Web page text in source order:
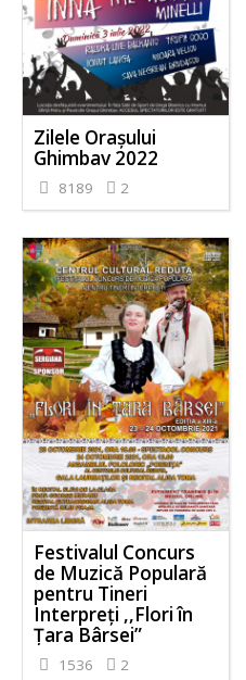
Zilele Orașului
Ghimbav 2022
8189 2
Festivalul Concurs
de Muzică Populară
pentru Tineri
Interpreţi ,,Flori în
Ţara Bârsei”
1536 2